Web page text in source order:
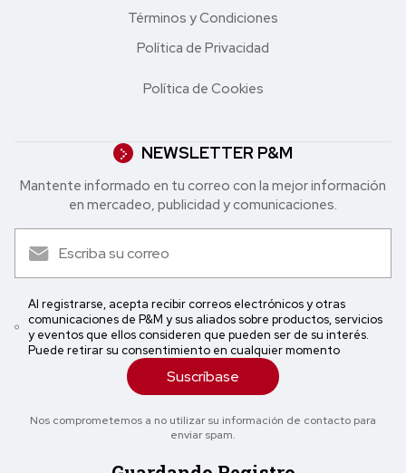
Términos y Condiciones
Política de Privacidad
Política de Cookies
NEWSLETTER P&M
Mantente informado en tu correo con la mejor in formación
en mercadeo, publicidad y comunicaciones.
Al registrarse, acepta recibir correos electrónicos y otras
comunicaciones de P&M y sus aliados sobre productos, servicios
y eventos que ellos consideren que pueden ser de su interés.
Puede retirar su consentimiento en cualquier momento
Suscríbase
Nos comprometemos a no utilizar su información de contacto para
enviar spam.